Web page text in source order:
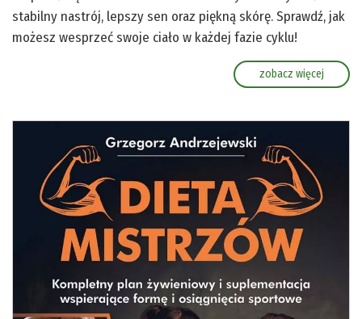
stabilny nastrój, lepszy sen oraz piękną skórę. Sprawdź, jak
możesz wesprzeć swoje ciało w każdej fazie cyklu!
zobacz więcej